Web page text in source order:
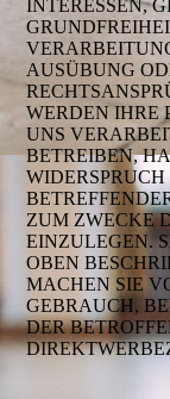
INTERESSEN,
AUSÜBUNG
WERDEN IHRE
UNS
BETREIBEN,
ZUM ZWECKE
EINZULEGEN.
OBEN
MACHEN SIE
GEBRAUCH,
DER